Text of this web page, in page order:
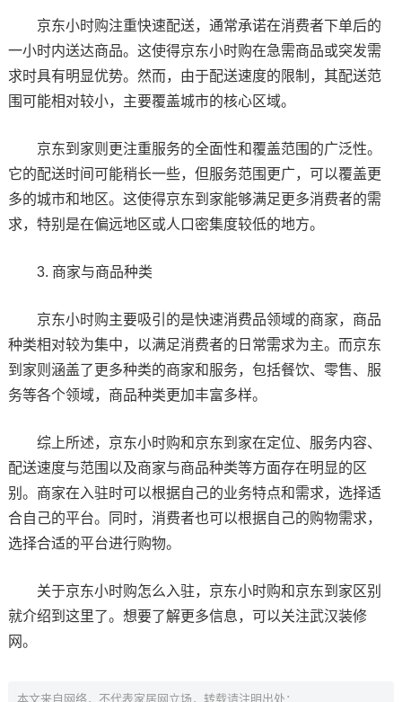
京东小时购注重快速配送，通常承诺在消费者下单后的
一小时内送达商品。这使得京东小时购在急需商品或突发需
求时具有明显优势。然而，由于配送速度的限制，其配送范
围可能相对较小，主要覆盖城市的核心区域。
京东到家则更注重服务的全面性和覆盖范围的广泛性。
它的配送时间可能稍长一些，但服务范围更广，可以覆盖更
多的城市和地区。这使得京东到家能够满足更多消费者的需
求，特别是在偏远地区或人口密集度较低的地方。
3. 商家与商品种类
京东小时购主要吸引的是快速消费品领域的商家，商品
种类相对较为集中，以满足消费者的日常需求为主。而京东
到家则涵盖了更多种类的商家和服务，包括餐饮、零售、服
务等各个领域，商品种类更加丰富多样。
综上所述，京东小时购和京东到家在定位、服务内容、
配送速度与范围以及商家与商品种类等方面存在明显的区
别。商家在入驻时可以根据自己的业务特点和需求，选择适
合自己的平台。同时，消费者也可以根据自己的购物需求，
选择合适的平台进行购物。
关于京东小时购怎么入驻，京东小时购和京东到家区别
就介绍到这里了。想要了解更多信息，可以关注武汉装修
网。
本文来自网络，不代表家居网立场，转载请注明出处：